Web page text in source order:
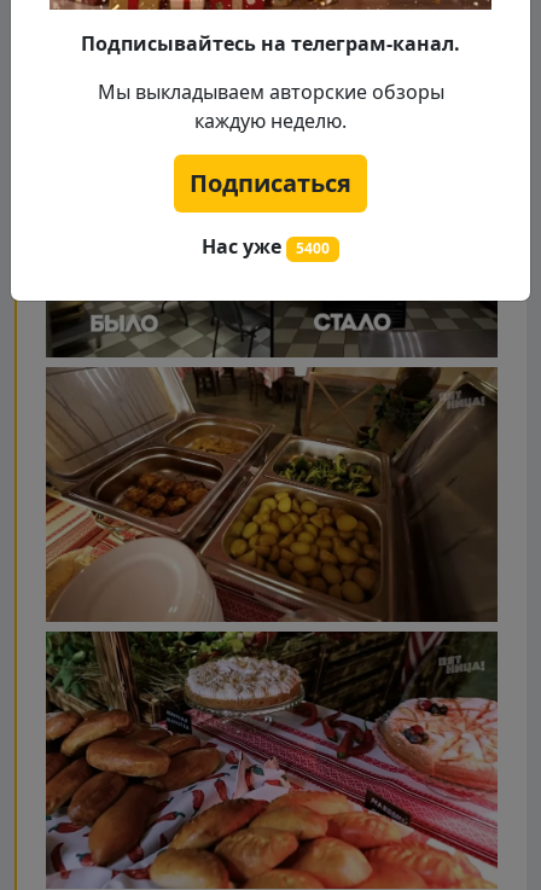
Подписывайтесь на телеграм-канал.
Мы выкладываем авторские обзоры
каждую неделю.
Подписаться
Нас уже 5400